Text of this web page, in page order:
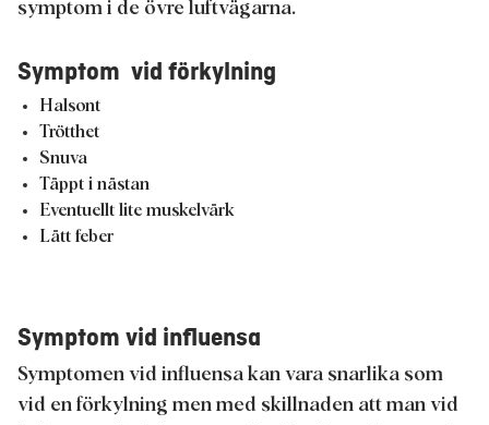
symptom i de övre luftvägarna.
Symptom vid förkylning
Halsont
Trötthet
Snuva
Täppt i nästan
Eventuellt lite muskelvärk
Lätt feber
Symptom vid influensa
Symptomen vid influensa kan vara snarlika som
vid en förkylning men med skillnaden att man vid